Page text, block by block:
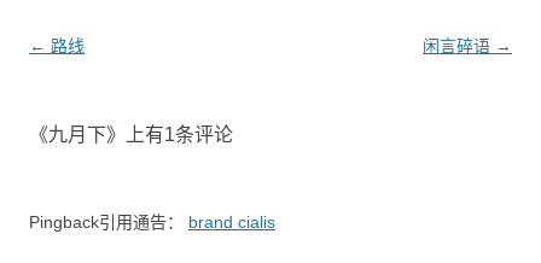
文章导航
← 路线 闲言碎语 →
《九月下》上有1条评论
Pingback引用通告： brand cialis